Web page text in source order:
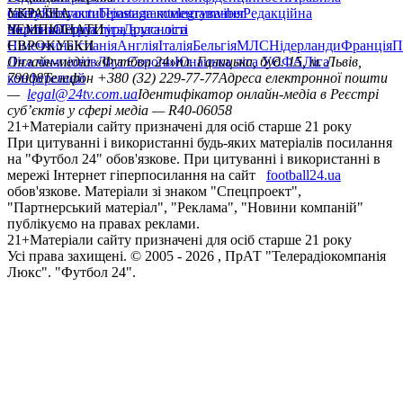
сайтуКонтактиПравила коментуванняРедакційна
політикаСтруктура власності
facebookxyoutubeinstagramtelegramviber
УКРАЇНА
УкраїнаПерша лігаДруга ліга
ЧЕМПІОНАТИ
НімеччинаІспаніяАнгліяІталіяБельгіяМЛСНідерландиФранція
ЄВРОКУБКИ
Ліга чемпіонівЛіга ЄвропиЮнацька ліга УЄФАЛіга
конференцій
Онлайн-медіа «Футбол 24»пл. Галицька, буд. 15, м. Львів,
79008Телефон +380 (32) 229-77-77Адреса електронної пошти
— legal@24tv.com.uaІдентифікатор онлайн-медіа в Реєстрі
суб’єктів у сфері медіа — R40-06058
21+Матеріали сайту призначені для осіб старше 21 року
При цитуванні і використанні будь-яких матеріалів посилання
на "Футбол 24" обов'язкове. При цитуванні і використанні в
мережі Інтернет гіперпосилання на сайт
football24.ua
обов'язкове. Матеріали зі знаком "Спецпроект",
"Партнерський матеріал", "Реклама", "Новини компаній"
публікуємо на правах реклами.
21+Матеріали сайту призначені для осіб старше 21 року
Усi права захищенi. © 2005 - 2026 , ПрАТ "Телерадіокомпанія
Люкс". "Футбол 24".